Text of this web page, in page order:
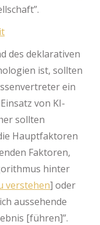
des deklarativen
ist, sollten
ein
von KI-
sollten
Hauptfaktoren
Faktoren,
hinter
verstehen] oder
aussehende
[führen]”.